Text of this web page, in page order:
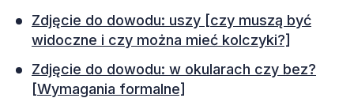
Zdjęcie do dowodu: uszy [czy muszą być
widoczne i czy można mieć kolczyki?]
Zdjęcie do dowodu: w okularach czy bez?
[Wymagania formalne]